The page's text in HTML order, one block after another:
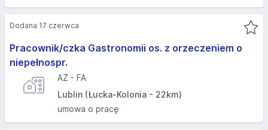
Pracownik/czka Gastronomii os. z orzeczeniem o
niepełnospr.
AZ - FA
Lublin (Łucka-Kolonia - 22km)
umowa o pracę
Dodana 17 czerwca